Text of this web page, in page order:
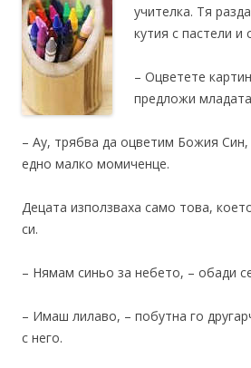
учителка. Тя
кутия с пастели и
– Оцветете
предложи
– Ау, трябва да оцветим Божия Син,
едно малко момиченце.
Децата използваха само това,
си.
– Нямам синьо за небето, – обади
– Имаш лилаво, – побутна го
с него.